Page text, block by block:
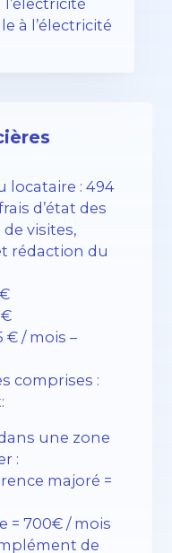
à l’électricité
locataire : 494
d’état des
visites,
rédaction du
€ / mois –
comprises :
une zone
:
majoré =
= 700€ / mois
de